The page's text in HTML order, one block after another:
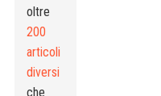
oltre
200
articoli
diversi
che